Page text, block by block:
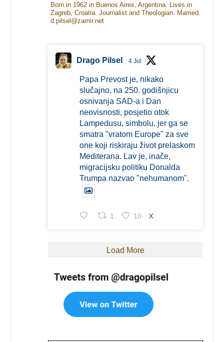
Born in 1962 in Buenos Aires, Argentina. Lives in
Zagreb, Croatia. Journalist and Theologian. Married.
d.pilsel@zamir.net
Drago Pilsel 4 Jul
Papa Prevost je, nikako
slučajno, na 250. godišnjicu
osnivanja SAD-a i Dan
neovisnosti, posjetio otok
Lampedusu, simbolu, jer ga se
smatra "vratom Europe" za sve
one koji riskiraju život prelaskom
Mediterana. Lav je, inače,
migracijsku politiku Donalda
Trumpa nazvao "nehumanom".
1 10 X
Load More